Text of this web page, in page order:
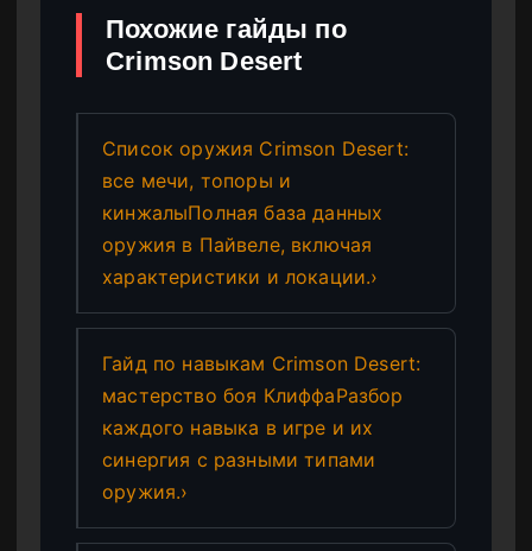
Похожие гайды по
Crimson Desert
Список оружия Crimson Desert:
все мечи, топоры и
кинжалыПолная база данных
оружия в Пайвеле, включая
характеристики и локации.›
Гайд по навыкам Crimson Desert:
мастерство боя КлиффаРазбор
каждого навыка в игре и их
синергия с разными типами
оружия.›